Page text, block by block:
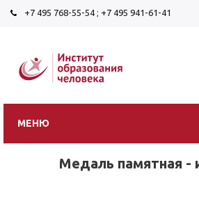
+7 495 768-55-54 ; +7 495 941-61-41
МЕНЮ
Медаль памятная -